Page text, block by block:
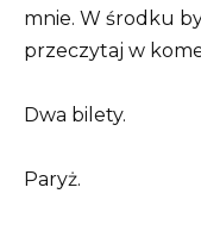
mnie. W środku
przeczytaj w
Dwa bilety.
Paryż.